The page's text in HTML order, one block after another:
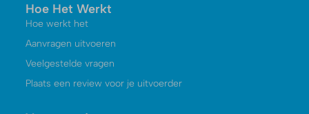
Hoe Het Werkt
Hoe werkt het
Aanvragen uitvoeren
Veelgestelde vragen
Plaats een review voor je uitvoerder